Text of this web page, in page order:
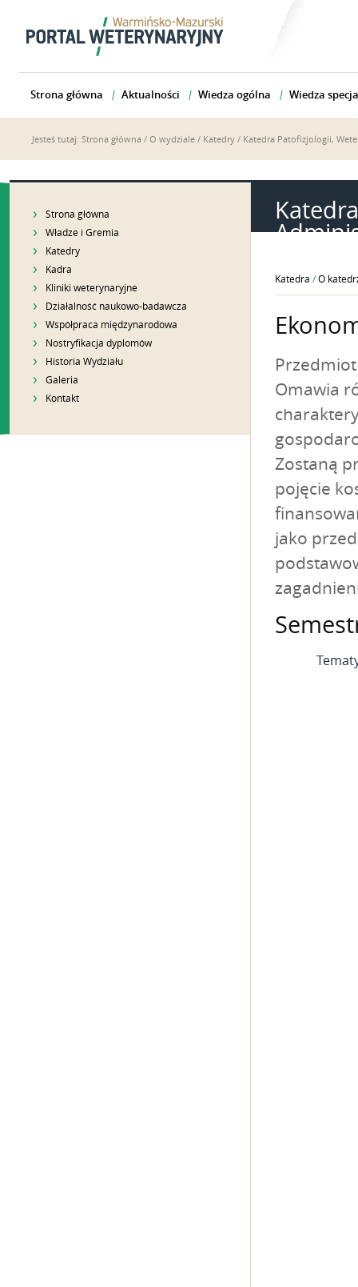
Strona główna Aktualności Wiedza ogólna Wiedza
Jesteś tutaj: Strona główna / O wydziale / Katedry / Katedra Patofizjologii,
Strona główna
Władze i Gremia
Katedry
Kadra
Kliniki weterynaryjne
Działalność naukowo-badawcza
Współpraca międzynarodowa
Nostryfikacja dyplomów
Historia Wydziału
Galeria
Kontakt
Katedra / O
Omawia
Zostaną
pojęcie
jako